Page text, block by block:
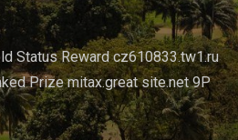
Status Reward cz610833.tw1.ru
Prize mitax.great site.net 9P